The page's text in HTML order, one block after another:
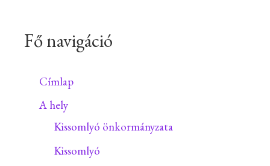
Fő navigáció
Címlap
A hely
Kissomlyó önkormányzata
Kissomlyó